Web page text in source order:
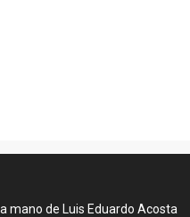
mano de Luis Eduardo Acosta